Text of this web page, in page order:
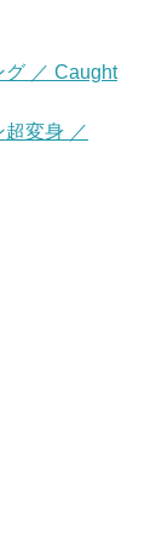
グ ／ Caught
超変身 ／